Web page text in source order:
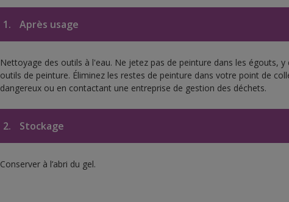
1. Après usage
Nettoyage des outils à l'eau. Ne jetez pas de peinture dans les égouts,
outils de peinture. Éliminez les restes de peinture dans votre point de
dangereux ou en contactant une entreprise de gestion des déchets.
2. Stockage
Conserver à l’abri du gel.